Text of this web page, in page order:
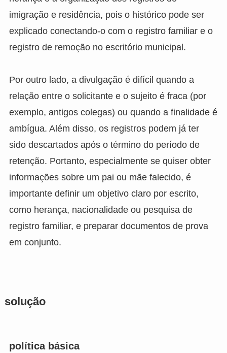
imigração e residência, pois o histórico pode ser
explicado conectando-o com o registro familiar e o
registro de remoção no escritório municipal.
Por outro lado, a divulgação é difícil quando a
relação entre o solicitante e o sujeito é fraca (por
exemplo, antigos colegas) ou quando a finalidade é
ambígua. Além disso, os registros podem já ter
sido descartados após o término do período de
retenção. Portanto, especialmente se quiser obter
informações sobre um pai ou mãe falecido, é
importante definir um objetivo claro por escrito,
como herança, nacionalidade ou pesquisa de
registro familiar, e preparar documentos de prova
em conjunto.
solução
política básica